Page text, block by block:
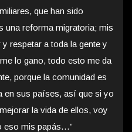
que han sido
una reforma migratoria; mis
respetar a toda la gente y
lo gano, todo esto me da
porque la comunidad es
en sus países, así que si yo
la vida de ellos, voy
eso mis papás…”